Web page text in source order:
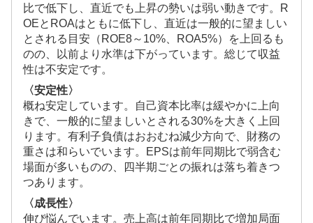
比で低下し、直近でも上昇の勢いは弱い動きです。R
OEとROAはともに低下し、直近は一般的に望ましい
とされる目安（ROE8～10%、ROA5%）を上回るも
のの、以前より水準は下がっています。総じて収益
性は不安定です。
〈安定性〉
概ね安定しています。自己資本比率は緩やかに上向
きで、一般的に望ましいとされる30%を大きく上回
ります。有利子負債はおおむね減少方向で、財務の
重さは和らいでいます。EPSは前年同期比で弱含む
場面が多いものの、四半期ごとの振れは落ち着きつ
つあります。
〈成長性〉
伸び悩んでいます。売上高は前年同期比で増加局面